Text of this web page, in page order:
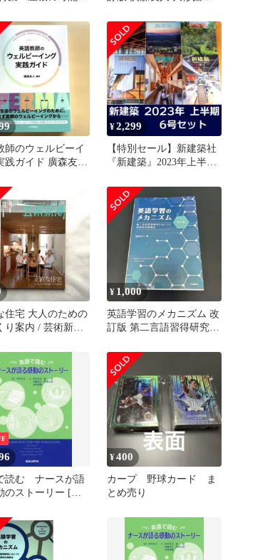
師のウェルビーイ
践ガイド 廣森友人
¥2,299
【特別セール】新建築社
『新建築』2023年上半期
住宅 大人のための
り案内 / 芸術新潮
¥ 1,000
英語学習のメカニズム 改
訂版 第二言語習得研究に
読む ナースが語
のストーリー [大
越 栄子、 廣
郎; 長坂 香織
¥400
カープ 野球カード ま
とめ売り